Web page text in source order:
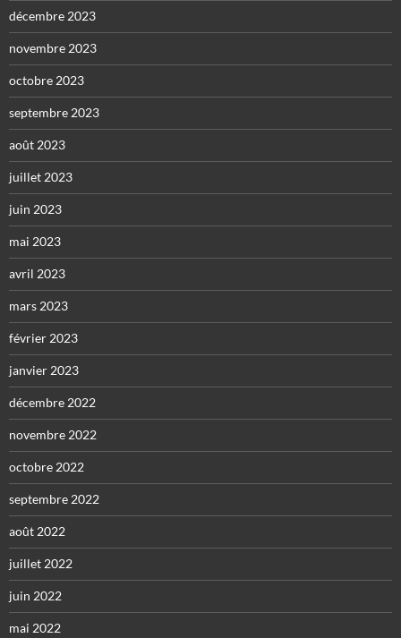
décembre 2023
novembre 2023
octobre 2023
septembre 2023
août 2023
juillet 2023
juin 2023
mai 2023
avril 2023
mars 2023
février 2023
janvier 2023
décembre 2022
novembre 2022
octobre 2022
septembre 2022
août 2022
juillet 2022
juin 2022
mai 2022